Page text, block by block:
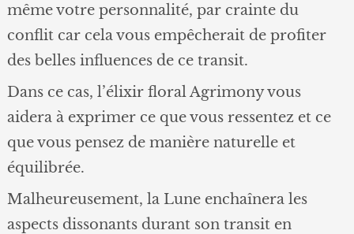
même votre personnalité, par crainte du
conflit car cela vous empêcherait de profiter
des belles influences de ce transit.
Dans ce cas, l’élixir floral Agrimony vous
aidera à exprimer ce que vous ressentez et ce
que vous pensez de manière naturelle et
équilibrée.
Malheureusement, la Lune enchaînera les
aspects dissonants durant son transit en